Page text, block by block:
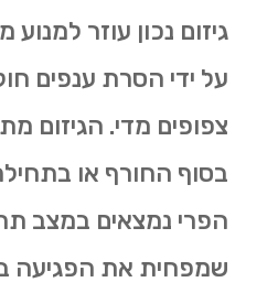
גיזום נכון עוזר למנוע
על ידי הסרת ענפים
צפופים מדי. הגיזום
בסוף החורף או
הפרי נמצאים במצב
שמפחית את הפגיעה